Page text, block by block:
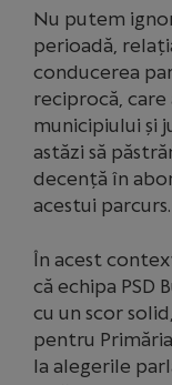
Nu putem
perioadă,
conducerea
reciprocă, care
municipiului și
astăzi să
decență în
acestui parcurs.
În acest
că echipa PSD
cu un scor
pentru
la alegerile